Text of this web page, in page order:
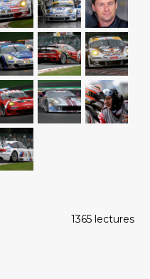
1365 lectures